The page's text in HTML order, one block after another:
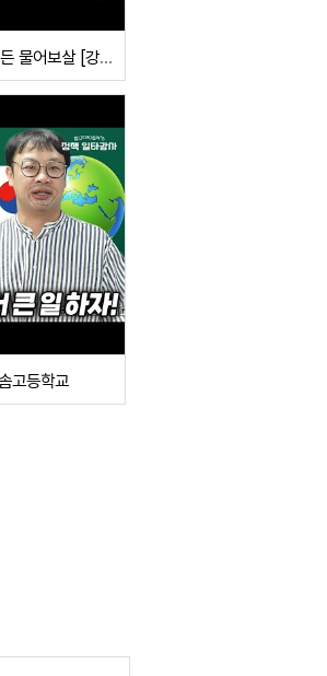
살 [강릉 산업잠수과]
고등학교